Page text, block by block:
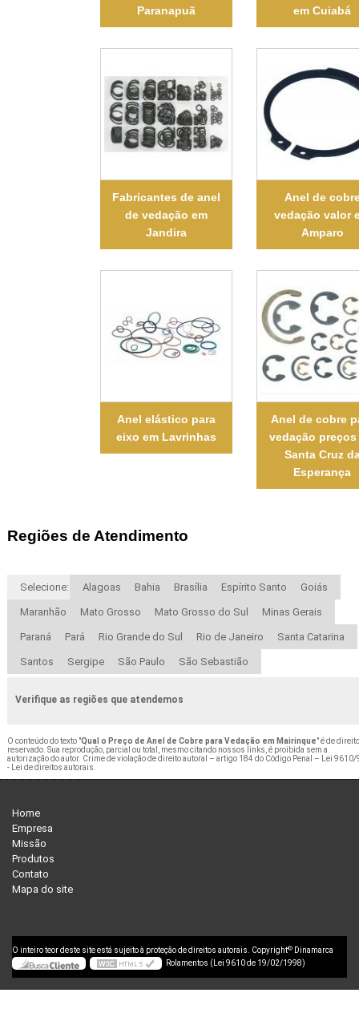
Paranapuã
em Cuiabá
Fabricantes de anel
de vedação em
Jandira
Anel de
vedação valor
Amparo
Anel elástico para
eixo em Lavrinhas
Anel de cobre
vedação preços
Santa Cruz
Esperança
Regiões de Atendimento
Selecione: Alagoas Bahia Brasília Espírito Santo Goiás
Maranhão Mato Grosso Mato Grosso do Sul Minas Gerais
Paraná Pará Rio Grande do Sul Rio de Janeiro Santa Catarina
Santos Sergipe São Paulo São Sebastião
Verifique as regiões que atendemos
O conteúdo do texto "Qual o Preço de Anel de Cobre para Vedação em Mairinque" é de direito
reservado. Sua reprodução, parcial ou total, mesmo citando nossos links, é proibida sem a
autorização do autor. Crime de violação de direito autoral – artigo 184 do Código Penal – Lei 9610/
- Lei de direitos autorais.
Home
Empresa
Missão
Produtos
Contato
Mapa do site
O inteiro teor deste site está sujeito à proteção de direitos autorais. Copyright© Dinamarca
Rolamentos (Lei 9610 de 19/02/1998)